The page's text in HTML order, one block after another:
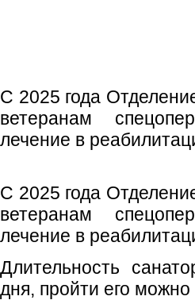
С 2025 года
ветеранам
лечение в
С 2025 года
ветеранам
лечение в
Длительность
дня, пройти его можно